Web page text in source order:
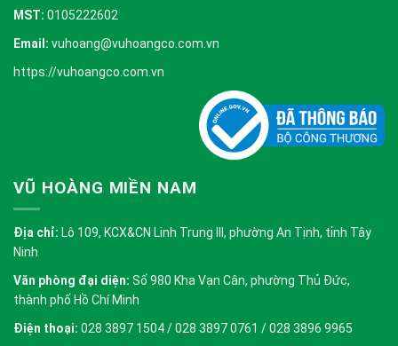
MST: 0105222602
Email: vuhoang@vuhoangco.com.vn
https://vuhoangco.com.vn
VŨ HOÀNG MIỀN NAM
Địa chỉ: Lô 109, KCX&CN Linh Trung III, phường An Tịnh, tỉnh Tây
Ninh
Văn phòng đại diện: Số 980 Kha Vạn Cân, phường Thủ Đức,
thành phố Hồ Chí Minh
Điện thoại: 028 3897 1504 / 028 3897 0761 / 028 3896 9965